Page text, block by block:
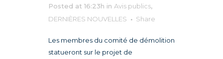
Posted at 16:23h in Avis publics,
DERNIÈRES NOUVELLES
Share
Les membres du comité de démolition
statueront sur le projet de